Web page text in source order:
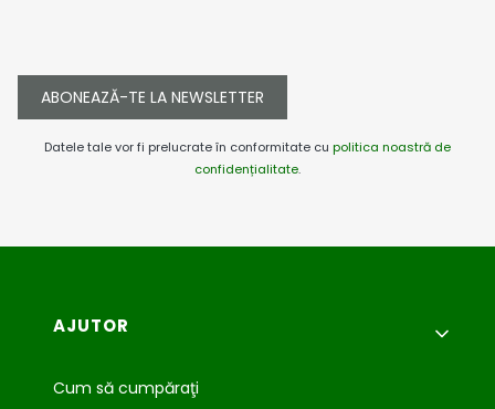
ABONEAZĂ-TE LA NEWSLETTER
Datele tale vor fi prelucrate în conformitate cu politica noastră de
confidențialitate.
Meniu subsol
AJUTOR
Cum să cumpăraţi